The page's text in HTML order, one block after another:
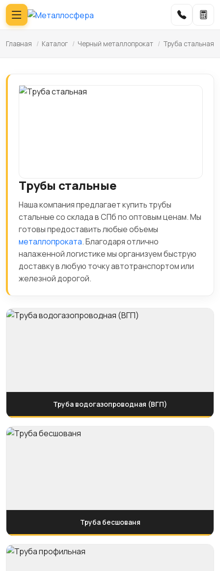
Главная / Каталог / Черный металлопрокат / Труба стальная
Трубы стальные
Наша компания предлагает купить трубы
стальные со склада в СПб по оптовым ценам. Мы
готовы предоставить любые объемы
металлопроката. Благодаря отлично
налаженной логистике мы организуем быструю
доставку в любую точку автотранспортом или
железной дорогой.
Труба водогазопроводная (ВГП)
Труба бесшованя